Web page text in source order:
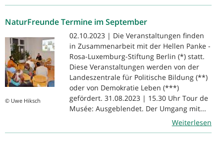
NaturFreunde Termine im September
© Uwe Hiksch
02.10.2023 | Die Veranstaltungen finden
in Zusammenarbeit mit der Hellen Panke -
Rosa-Luxemburg-Stiftung Berlin (*) statt.
Diese Veranstaltungen werden von der
Landeszentrale für Politische Bildung (**)
oder von Demokratie Leben (***)
gefördert. 31.08.2023 | 15.30 Uhr Tour de
Musée: Ausgeblendet. Der Umgang mit...
Weiterlesen